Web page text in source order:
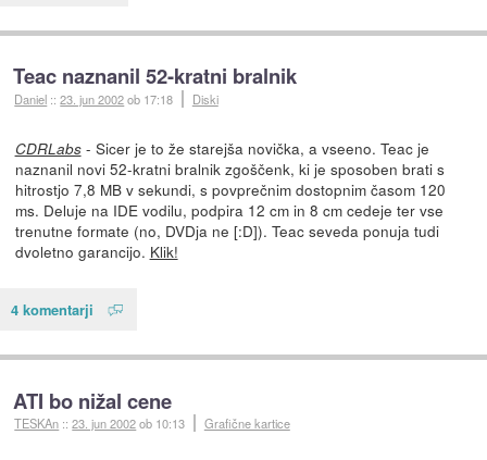
Teac naznanil 52-kratni bralnik
Daniel ::23. jun 2002ob 17:18 Diski
CDRLabs- Sicer je to že starejša novička, a vseeno. Teac je
naznanil novi 52-kratni bralnik zgoščenk, ki je sposoben brati s
hitrostjo 7,8 MB v sekundi, s povprečnim dostopnim časom 120
ms. Deluje na IDE vodilu, podpira 12 cm in 8 cm cedeje ter vse
trenutne formate (no, DVDja ne [:D]). Teac seveda ponuja tudi
dvoletno garancijo. Klik!
4 komentarji
ATI bo nižal cene
TESKAn ::23. jun 2002ob 10:13 Grafične kartice